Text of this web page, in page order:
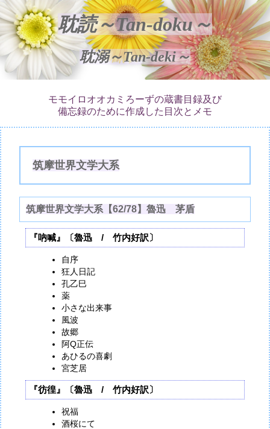
耽読～Tan-doku～
耽溺～Tan-deki～
モモイロオオカミろーずの蔵書目録及び
備忘録のために作成した目次とメモ
筑摩世界文学大系
筑摩世界文学大系【62/78】魯迅 茅盾
『吶喊』〔魯迅 / 竹内好訳〕
自序
狂人日記
孔乙巳
薬
小さな出来事
風波
故郷
阿Q正伝
あひるの喜劇
宮芝居
『彷徨』〔魯迅 / 竹内好訳〕
祝福
酒桜にて